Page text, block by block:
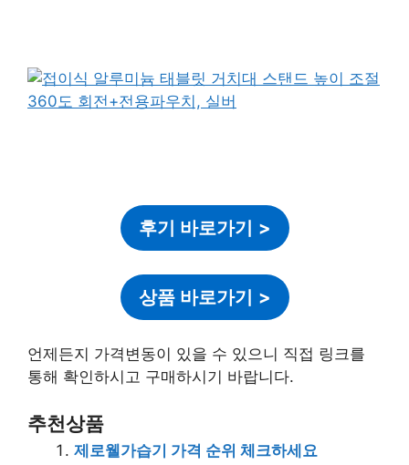
후기 바로가기 >
상품 바로가기 >
언제든지 가격변동이 있을 수 있으니 직접 링크를
통해 확인하시고 구매하시기 바랍니다.
추천상품
제로웰가습기 가격 순위 체크하세요